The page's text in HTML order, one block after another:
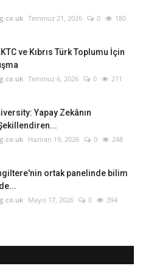
Temmuz 21, 2026 0 180
ve Kıbrıs Türk Toplumu İçin
Temmuz 6, 2026 0 211
Yapay Zekânın
Haziran 19, 2026 0 248
ortak panelinde bilim
Mayıs 17, 2026 0 394